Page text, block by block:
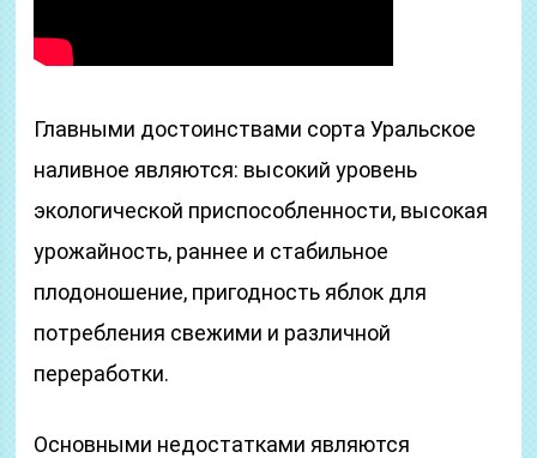
Главными достоинствами сорта Уральское
наливное являются: высокий уровень
экологической приспособленности, высокая
урожайность, раннее и стабильное
плодоношение, пригодность яблок для
потребления свежими и различной
переработки.
Основными недостатками являются